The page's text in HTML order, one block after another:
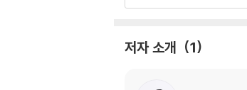
5장 핵과 별 그리고 에너지의
저자 소개 1